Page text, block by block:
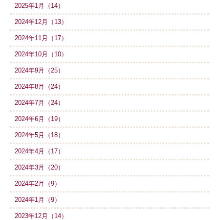
2025年1月（14）
2024年12月（13）
2024年11月（17）
2024年10月（10）
2024年9月（25）
2024年8月（24）
2024年7月（24）
2024年6月（19）
2024年5月（18）
2024年4月（17）
2024年3月（20）
2024年2月（9）
2024年1月（9）
2023年12月（14）